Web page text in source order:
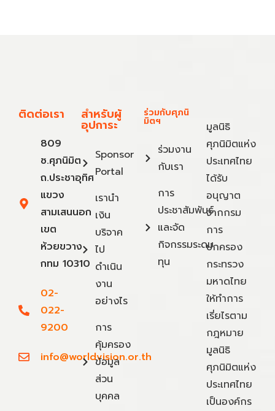
ติดต่อเรา
809
ซ.ศุภนิมิต
ถ.ประชาอุทิศ
แขวง
สามเสนนอก
เขต
ห้วยขวาง
กทม 10310
02-
022-
9200
info@worldvision.or.th
สำหรับผู้
อุปการะ
Sponsor
Portal
เรานำ
เงิน
บริจาค
ไป
ดำเนิน
งาน
อย่างไร
การ
คุ้มครอง
ข้อมูล
ส่วน
บุคคล
ร่วมกับศุภนิ
มิตฯ
ร่วมงาน
กับเรา
การ
ประชาสัมพันธ์
และจัด
กิจกรรมระดม
ทุน
มูลนิธิ
ศุภนิมิตแห่ง
ประเทศไทย
ได้รับ
อนุญาต
จากกรม
การ
ปกครอง
กระทรวง
มหาดไทย
ให้ทำการ
เรี่ยไรตาม
กฎหมาย
มูลนิธิ
ศุภนิมิตแห่ง
ประเทศไทย
เป็นองค์กร